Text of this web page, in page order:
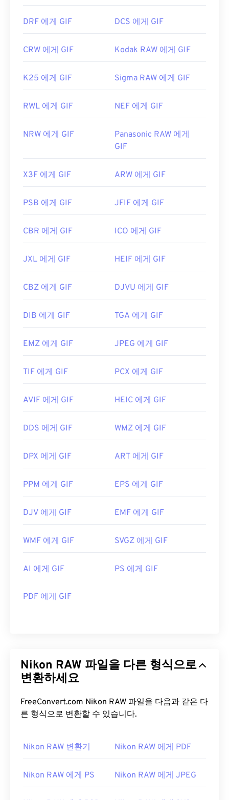
DRF 에게 GIF DCS 에게 GIF
CRW 에게 GIF Kodak RAW 에게 GIF
K25 에게 GIF Sigma RAW 에게 GIF
RWL 에게 GIF NEF 에게 GIF
NRW 에게 GIF
Panasonic RAW 에게
GIF
X3F 에게 GIF ARW 에게 GIF
PSB 에게 GIF JFIF 에게 GIF
CBR 에게 GIF ICO 에게 GIF
JXL 에게 GIF HEIF 에게 GIF
CBZ 에게 GIF DJVU 에게 GIF
DIB 에게 GIF TGA 에게 GIF
EMZ 에게 GIF JPEG 에게 GIF
TIF 에게 GIF PCX 에게 GIF
AVIF 에게 GIF HEIC 에게 GIF
DDS 에게 GIF WMZ 에게 GIF
DPX 에게 GIF ART 에게 GIF
PPM 에게 GIF EPS 에게 GIF
DJV 에게 GIF EMF 에게 GIF
WMF 에게 GIF SVGZ 에게 GIF
AI 에게 GIF PS 에게 GIF
PDF 에게 GIF
Nikon RAW 파일을 다른 형식으로
변환하세요
FreeConvert.com Nikon RAW 파일을 다음과 같은 다
른 형식으로 변환할 수 있습니다.
Nikon RAW 변환기 Nikon RAW 에게 PDF
Nikon RAW 에게 PS Nikon RAW 에게 JPEG